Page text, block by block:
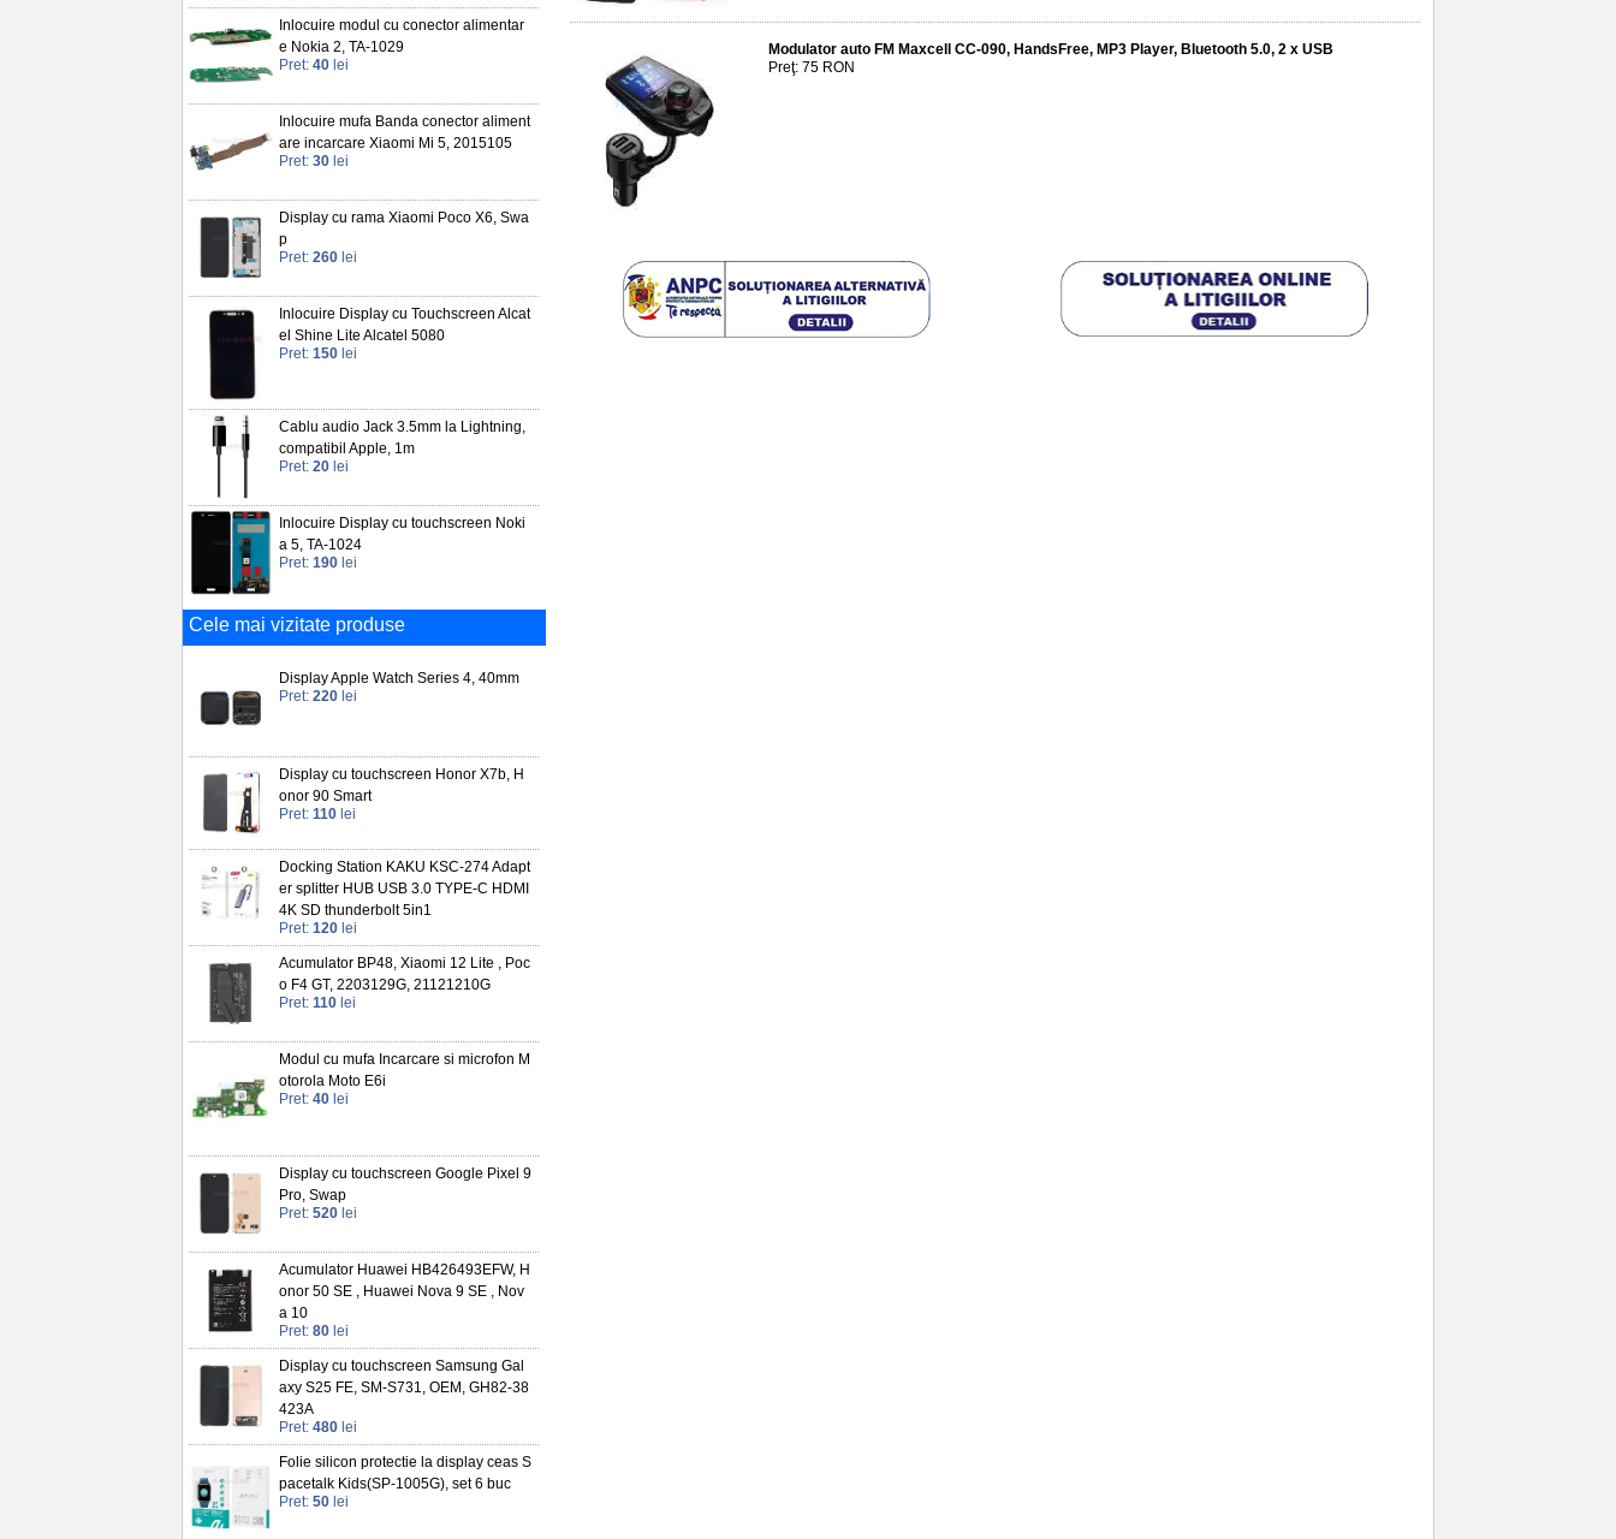
Inlocuire modul cu conector alimentar
e Nokia 2, TA-1029
Pret: 40 lei
Inlocuire mufa Banda conector aliment
are incarcare Xiaomi Mi 5, 2015105
Pret: 30 lei
Display cu rama Xiaomi Poco X6, Swa
p
Pret: 260 lei
Inlocuire Display cu Touchscreen Alcat
el Shine Lite Alcatel 5080
Pret: 150 lei
Cablu audio Jack 3.5mm la Lightning,
compatibil Apple, 1m
Pret: 20 lei
Inlocuire Display cu touchscreen Noki
a 5, TA-1024
Pret: 190 lei
Cele mai vizitate produse
Display Apple Watch Series 4, 40mm
Pret: 220 lei
Display cu touchscreen Honor X7b, H
onor 90 Smart
Pret: 110 lei
Docking Station KAKU KSC-274 Adapt
er splitter HUB USB 3.0 TYPE-C HDMI
4K SD thunderbolt 5in1
Pret: 120 lei
Acumulator BP48, Xiaomi 12 Lite , Poc
o F4 GT, 2203129G, 21121210G
Pret: 110 lei
Modul cu mufa Incarcare si microfon M
otorola Moto E6i
Pret: 40 lei
Display cu touchscreen Google Pixel 9
Pro, Swap
Pret: 520 lei
Acumulator Huawei HB426493EFW, H
onor 50 SE , Huawei Nova 9 SE , Nov
a 10
Pret: 80 lei
Display cu touchscreen Samsung Gal
axy S25 FE, SM-S731, OEM, GH82-38
423A
Pret: 480 lei
Folie silicon protectie la display ceas S
pacetalk Kids(SP-1005G), set 6 buc
Pret: 50 lei
Modulator auto FM Maxcell CC-090, HandsFree, MP3 Player, Bluetooth 5.0, 2 x USB
Preţ: 75 RON